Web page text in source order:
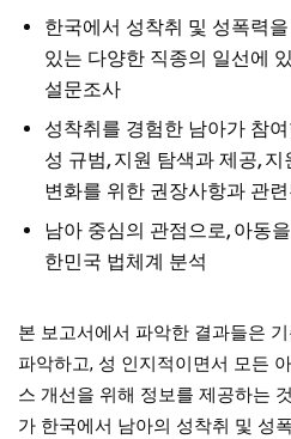
한국에서 성착취 및 성폭력
있는 다양한 직종의 일선에
설문조사
성착취를 경험한 남아가 참
성 규범, 지원 탐색과 제공,
변화를 위한 권장사항과 관
남아 중심의 관점으로, 아동
한민국 법체계 분석
본 보고서에서 파악한 결과들은
파악하고, 성 인지적이면서 모든
스 개선을 위해 정보를 제공하는
가 한국에서 남아의 성착취 및 성